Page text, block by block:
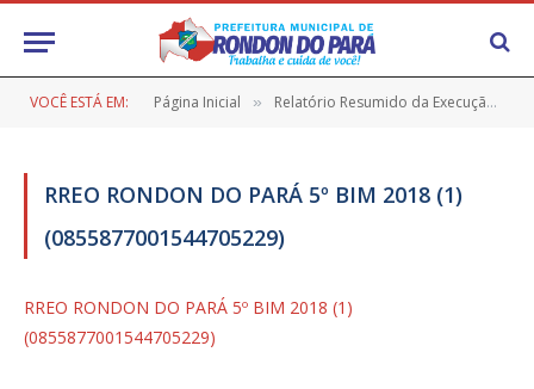
VOCÊ ESTÁ EM: Página Inicial » Relatório Resumido da Execução Orçamentária (RREO)
RREO RONDON DO PARÁ 5º BIM 2018 (1)
(0855877001544705229)
RREO RONDON DO PARÁ 5º BIM 2018 (1)
(0855877001544705229)